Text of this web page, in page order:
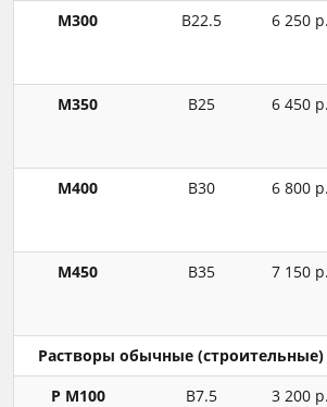
М300
В22.5 6 250 р.
М350
В25 6 450 р.
М400
В30 6 800 р.
М450
В35 7 150 р.
Растворы обычные
Р М100
В7.5 3 200 р.